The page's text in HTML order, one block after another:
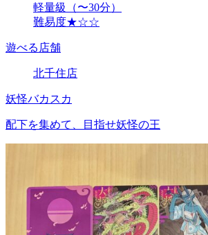
軽量級（〜30分）
難易度★☆☆
遊べる店舗
北千住店
妖怪バカスカ
配下を集めて、目指せ妖怪の王